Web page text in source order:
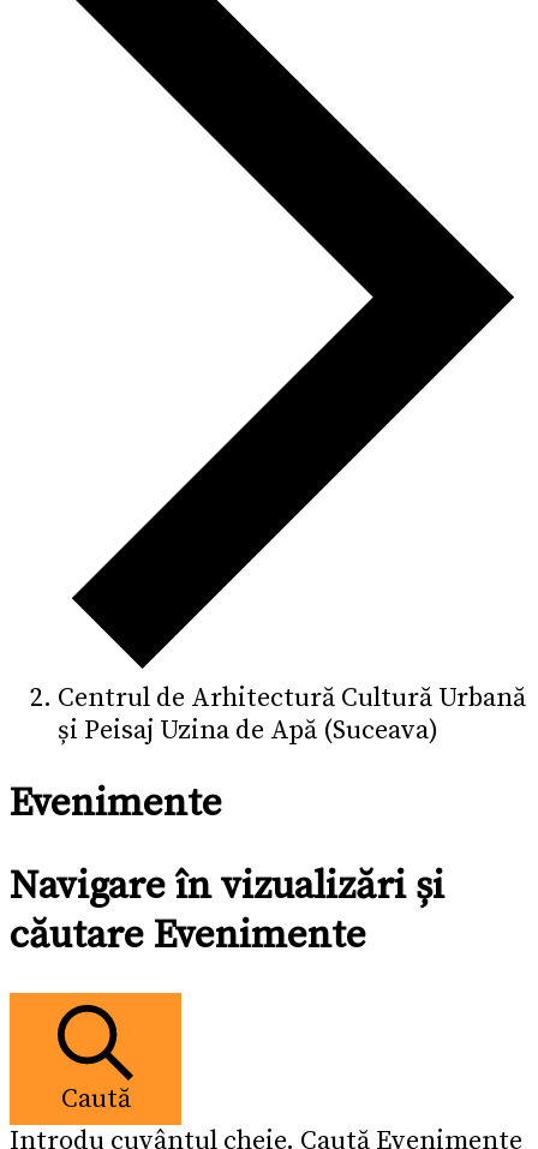
Centrul de Arhitectură Cultură Urbană
și Peisaj Uzina de Apă (Suceava)
Evenimente
Navigare în vizualizări și
căutare Evenimente
Caută
Introdu cuvântul cheie. Caută Evenimente